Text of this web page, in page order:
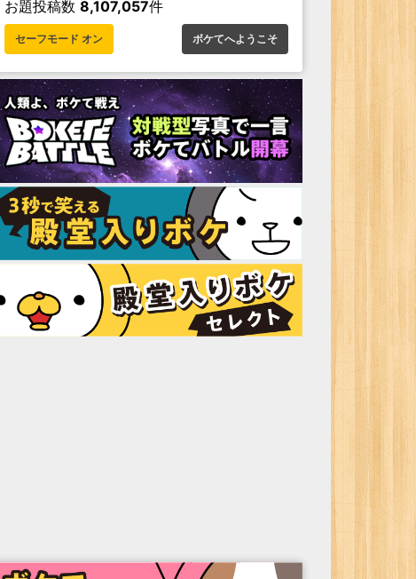
お題投稿数 8,107,057件
セーフモード オン ボケてへようこそ